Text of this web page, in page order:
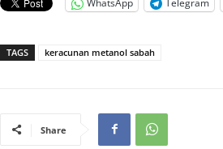
WhatsApp Telegram
TAGS keracunan metanol sabah
Share